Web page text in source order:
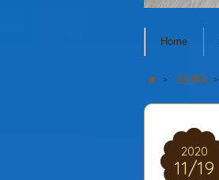
Home
> 活動照片 >
2020
11/19